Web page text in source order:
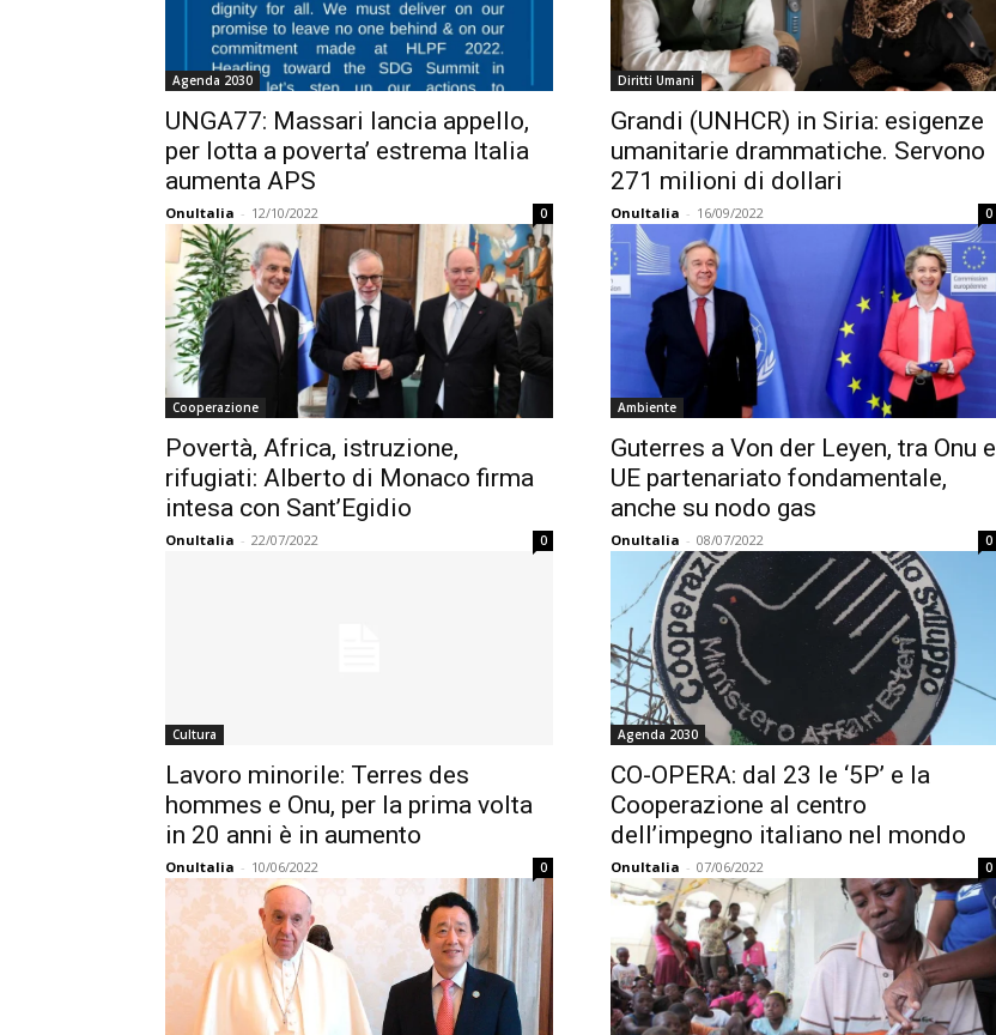
Agenda 2030
UNGA77: Massari lancia appello,
per lotta a poverta’ estrema Italia
aumenta APS
OnuItalia - 12/10/2022 0
Diritti Umani
Grandi (UNHCR) in Siria: esigenze
umanitarie drammatiche. Servono
271 milioni di dollari
OnuItalia - 16/09/2022 0
Cooperazione
Povertà, Africa, istruzione,
rifugiati: Alberto di Monaco firma
intesa con Sant’Egidio
OnuItalia - 22/07/2022 0
Ambiente
Guterres a Von der Leyen, tra Onu e
UE partenariato fondamentale,
anche su nodo gas
OnuItalia - 08/07/2022 0
Cultura
Lavoro minorile: Terres des
hommes e Onu, per la prima volta
in 20 anni è in aumento
OnuItalia - 10/06/2022 0
Agenda 2030
CO-OPERA: dal 23 le ‘5P’ e la
Cooperazione al centro
dell’impegno italiano nel mondo
OnuItalia - 07/06/2022 0